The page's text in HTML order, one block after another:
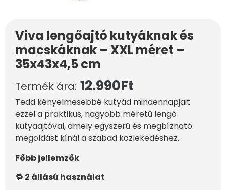
Viva lengőajtó kutyáknak és
macskáknak – XXL méret –
35x43x4,5 cm
Termék ára: 12.990Ft
Tedd kényelmesebbé kutyád mindennapjait
ezzel a praktikus, nagyobb méretű lengő
kutyaajtóval, amely egyszerű és megbízható
megoldást kínál a szabad közlekedéshez.
Főbb jellemzők
🔁 2 állású használat